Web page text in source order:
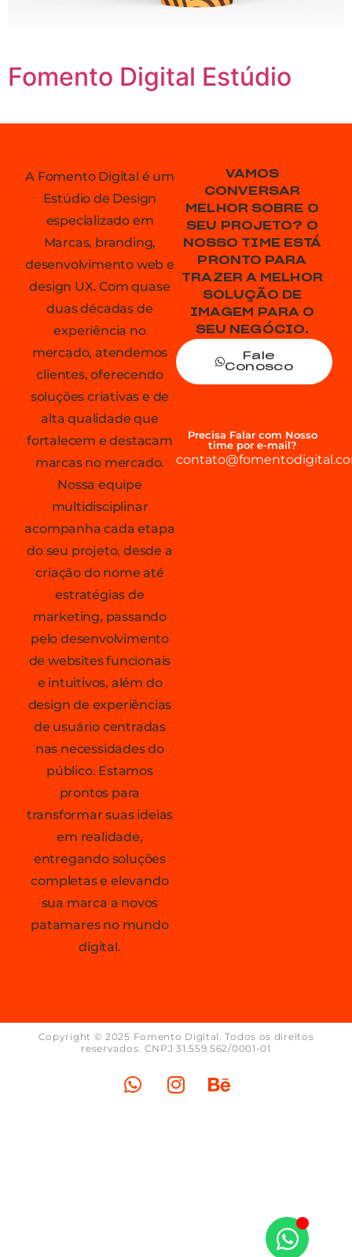
Fomento Digital Estúdio
A Fomento Digital é um
Estúdio de Design
especializado em
Marcas, branding,
desenvolvimento web e
design UX. Com quase
duas décadas de
experiência no
mercado, atendemos
clientes, oferecendo
soluções criativas e de
alta qualidade que
fortalecem e destacam
marcas no mercado.
Nossa equipe
multidisciplinar
acompanha cada etapa
do seu projeto, desde a
criação do nome até
estratégias de
marketing, passando
pelo desenvolvimento
de websites funcionais
e intuitivos, além do
design de experiências
de usuário centradas
nas necessidades do
público. Estamos
prontos para
transformar suas ideias
em realidade,
entregando soluções
completas e elevando
sua marca a novos
patamares no mundo
digital.
VAMOS
CONVERSAR
MELHOR SOBRE O
SEU PROJETO? O
NOSSO TIME ESTÁ
PRONTO PARA
TRAZER A MELHOR
SOLUÇÃO DE
IMAGEM PARA O
SEU NEGÓCIO.
Fale
Conosco
Precisa Falar com Nosso
time por e-mail?
Copyright © 2025 Fomento Digital. Todos os direitos
reservados. CNPJ 31.559.562/0001-01